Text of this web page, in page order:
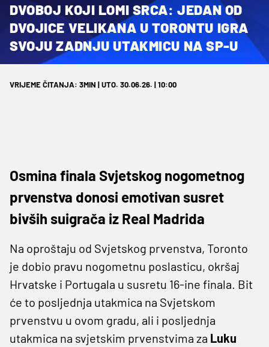
DVOBOJ KOJI LOMI SRCA: JEDAN OD
DVOJICE VELIKANA U TORONTU IGRA
SVOJU ZADNJU UTAKMICU NA SP-U
VRIJEME ČITANJA: 3MIN | UTO. 30.06.26. | 10:00
Osmina finala Svjetskog nogometnog
prvenstva donosi emotivan susret
bivših suigrača iz Real Madrida
Na oproštaju od Svjetskog prvenstva, Toronto
je dobio pravu nogometnu poslasticu, okršaj
Hrvatske i Portugala u susretu 16-ine finala. Bit
će to posljednja utakmica na Svjetskom
prvenstvu u ovom gradu, ali i posljednja
utakmica na svjetskim prvenstvima za Luku